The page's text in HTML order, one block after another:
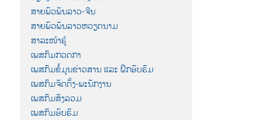
ສາຍພົວພັນລາວ-ຈີນ
ສາຍພົວພັນລາວຫວຽດນາມ
ສາລະໜ້າຮູ້
ເພສກົມກວດກາ
ເພສກົມຂໍ້ມູນຂ່າວສານ ແລະ ຝຶກອົບຮົມ
ເພສກົມຈັດຕັ້ງ-ພະນັກງານ
ເພສກົມສັງລວມ
ເພສກົມອົບຮົມ